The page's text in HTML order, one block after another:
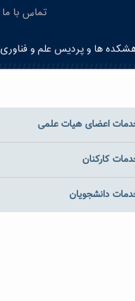
تماس با ما
ها و پردیس علم و فناوری
اعضای هیات علمی
کارکنان
دانشجویان